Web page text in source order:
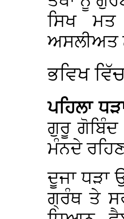
ਸਿਖ ਮਤ
ਅਸਲੀਅਤ
ਭਵਿਖ
ਪਹਿਲਾ
ਗੁਰੂ
ਮੰਨਦੇ
ਦੂਜਾ ਧੜਾ
ਗ੍ਰੰਥ ਤੇ